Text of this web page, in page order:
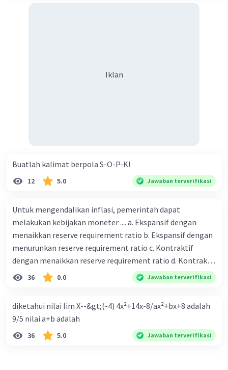
Iklan
Buatlah kalimat berpola S-O-P-K!
12 5.0 Jawaban terverifikasi
Untuk mengendalikan inflasi, pemerintah dapat
melakukan kebijakan moneter .... a. Ekspansif dengan
menaikkan reserve requirement ratio b. Ekspansif dengan
menurunkan reserve requirement ratio c. Kontraktif
dengan menaikkan reserve requirement ratio d. Kontraktif
dengan menurunkan reserve requirement ratio e.
Ekspansif dengan menaikkan tingkat diskonto Bila Bank
ceteris paribus maka .... a. Menimbulkan inflasi di mana
bentuk kurva jumlah uang beredar (penawaran uang) naik
dari kiri bawah ke kanan atas b. Menimbulkan deflasi di
36 0.0 Jawaban terverifikasi
diketahui nilai lim X--&gt;(-4) 4x²+14x-8/ax²+bx+8 adalah
9/5 nilai a+b adalah
36 5.0 Jawaban terverifikasi